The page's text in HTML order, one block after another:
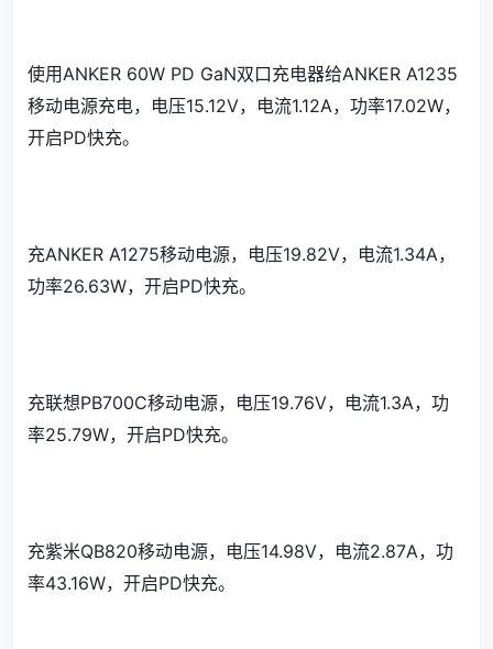
使用ANKER 60W PD GaN双口充电器给ANKER A1235
移动电源充电，电压15.12V，电流1.12A，功率17.02W，
开启PD快充。
充ANKER A1275移动电源，电压19.82V，电流1.34A，
功率26.63W，开启PD快充。
充联想PB700C移动电源，电压19.76V，电流1.3A，功
率25.79W，开启PD快充。
充紫米QB820移动电源，电压14.98V，电流2.87A，功
率43.16W，开启PD快充。